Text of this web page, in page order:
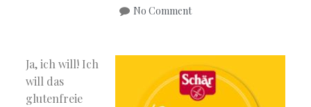
No Comment
Ja, ich will! Ich
will das
glutenfreie